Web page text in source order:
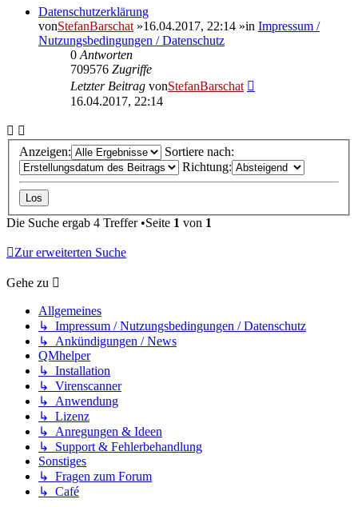
Datenschutzerklärung
vonStefanBarschat »16.04.2017, 22:14 »in Impressum /
Nutzungsbedingungen / Datenschutz
0 Antworten
709576 Zugriffe
Letzter Beitrag vonStefanBarschat
16.04.2017, 22:14
Anzeigen:
Sortiere nach:
Richtung:
Die Suche ergab 4 Treffer •Seite 1 von 1
Zur erweiterten Suche
Gehe zu
Allgemeines
↳ Impressum / Nutzungsbedingungen / Datenschutz
↳ Ankündigungen / News
QMhelper
↳ Installation
↳ Virenscanner
↳ Anwendung
↳ Lizenz
↳ Anregungen & Ideen
↳ Support & Fehlerbehandlung
Sonstiges
↳ Fragen zum Forum
↳ Café